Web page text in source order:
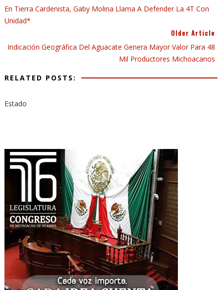
En Tierra Cardenista, Gaby Molina Llama A Defender La 4T Con
Unidad*
Older Article
Indicación Geográfica Del Aguacate Genera Mayor Valor Para 48
Mil Productores Michoacanos
RELATED POSTS:
Estado